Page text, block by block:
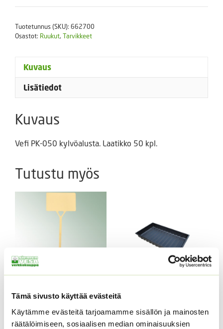
Tämä sivusto käyttää evästeitä
Käytämme evästeitä tarjoamamme sisällön ja mainosten
räätälöimiseen, sosiaalisen median ominaisuuksien
050
lt
Tuotetunnus (SKU): 662700
Osastot: Ruukut, Tarvikkeet
Kuvaus
Lisätiedot
Kuvaus
Vefi PK-050 kylvöalusta. Laatikko 50 kpl.
Tutustu myös
Taimistokilpi 6 x 9 cm
9,90€ – 69,00€Hintaluokka:
9,90 €
Sisältää
arvonlisäveron
Vefi PK-050
ALE!